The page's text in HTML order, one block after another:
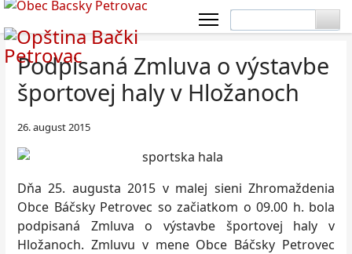
Podpisaná Zmluva o výstavbe
športovej haly v Hložanoch
26. august 2015
Dňa 25. augusta 2015 v malej sieni Zhromaždenia
Obce Báčsky Petrovec so začiatkom o 09.00 h. bola
podpisaná Zmluva o výstavbe športovej haly v
Hložanoch. Zmluvu v mene Obce Báčsky Petrovec